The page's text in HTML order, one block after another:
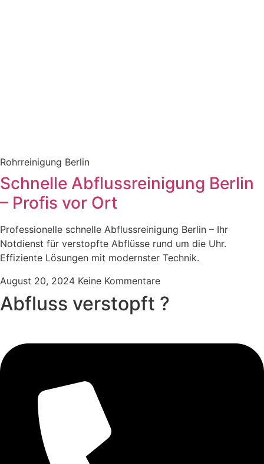
Rohrreinigung Berlin
Schnelle Abflussreinigung Berlin
– Profis vor Ort
Professionelle schnelle Abflussreinigung Berlin – Ihr
Notdienst für verstopfte Abflüsse rund um die Uhr.
Effiziente Lösungen mit modernster Technik.
August 20, 2024 Keine Kommentare
Abfluss verstopft ?